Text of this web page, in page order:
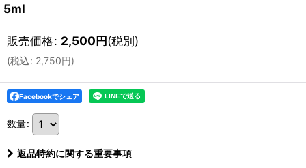
5ml
販売価格: 2,500円(税別)
(税込: 2,750円)
Facebookでシェア
数量:
返品特約に関する重要事項